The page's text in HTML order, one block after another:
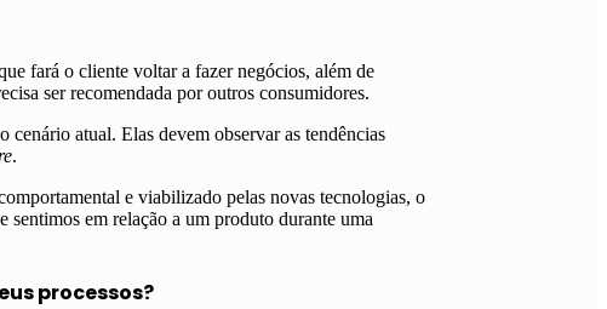
fará o cliente voltar a fazer negócios, além de
ser recomendada por outros consumidores.
cenário atual. Elas devem observar as tendências
.
e viabilizado pelas novas tecnologias, o
sentimos em relação a um produto durante uma
processos?